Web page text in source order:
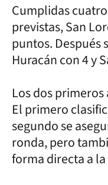
Cumplidas
previstas, San
puntos. Después
Huracán con 4 y
Los dos
El primero
segundo se
ronda, pero
forma directa a